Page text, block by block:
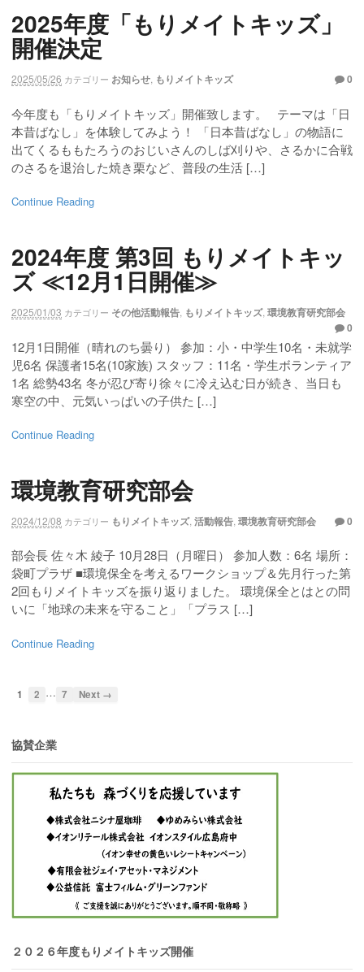
2025年度「もりメイトキッズ」
開催決定
2025/05/26 カテゴリー お知らせ もりメイトキッズ 0
今年度も「もりメイトキッズ」開催致します。 テーマは「日
本昔ばなし」を体験してみよう！ 「日本昔ばなし」の物語に
出てくるももたろうのおじいさんのしば刈りや、さるかに合戦
のさるを退治した焼き栗など、普段の生活 […]
Continue Reading
2024年度 第3回 もりメイトキッ
ズ ≪12月1日開催≫
2025/01/03 カテゴリー その他活動報告 もりメイトキッズ, 環境教育研究部会
0
12月1日開催（晴れのち曇り） 参加：小・中学生10名・未就学
児6名 保護者15名(10家族) スタッフ：11名・学生ボランティア
1名 総勢43名 冬が忍び寄り徐々に冷え込む日が続き、当日も
寒空の中、元気いっぱいの子供た […]
Continue Reading
環境教育研究部会
2024/12/08 カテゴリー もりメイトキッズ, 活動報告 環境教育研究部会 0
部会長 佐々木 綾子 10月28日（月曜日） 参加人数：6名 場所：
袋町プラザ ■環境保全を考えるワークショップ＆先月行った第
2回もりメイトキッズを振り返りました。 環境保全とはとの問
いに「地球の未来を守ること」「プラス […]
Continue Reading
1 2 … 7 Next →
協賛企業
２０２６年度もりメイトキッズ開催